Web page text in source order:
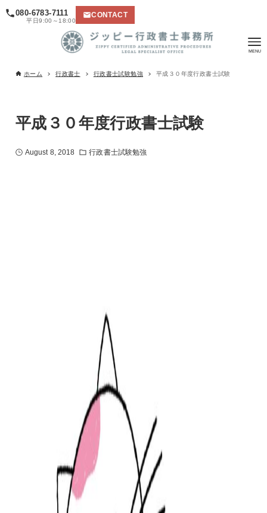
080-6783-7111
平日9:00～18:00
CONTACT
ホーム 行政書士 行政書士試験勉強 平成３０年度行政書士試験
平成３０年度行政書士試験
August 8, 2018 行政書士試験勉強